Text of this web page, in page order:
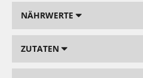
NÄHRWERTE
ZUTATEN